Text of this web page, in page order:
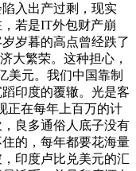
入出产过剩，现实
若是IT外包财产崩
岁暮的高点曾经跌了
大繁荣。这种担心，
美元。我们中国靠制
印度的覆辙。光是客
正在每年上百万的计
良多通俗人底子没有
的，每年都要花海量
印度卢比兑美元的汇